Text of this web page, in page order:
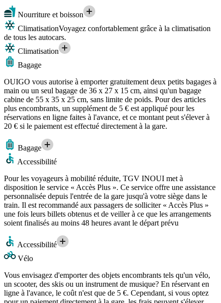
Nourriture et boisson
ClimatisationVoyagez confortablement grâce à la climatisation
de tous les autocars.
Climatisation
Bagage
OUIGO vous autorise à emporter gratuitement deux petits bagages à
main ou un seul bagage de 36 x 27 x 15 cm, ainsi qu'un bagage
cabine de 55 x 35 x 25 cm, sans limite de poids. Pour des articles
plus encombrants, un supplément de 5 € est appliqué pour les
réservations en ligne faites à l'avance, et ce montant peut s'élever à
20 € si le paiement est effectué directement à la gare.
Bagage
Accessibilité
Pour les voyageurs à mobilité réduite, TGV INOUI met à
disposition le service « Accès Plus ». Ce service offre une assistance
personnalisée depuis l'entrée de la gare jusqu'à votre siège dans le
train. Il est recommandé aux passagers de solliciter « Accès Plus »
une fois leurs billets obtenus et de veiller à ce que les arrangements
soient finalisés au moins 48 heures avant le départ prévu
Accessibilité
Vélo
Vous envisagez d'emporter des objets encombrants tels qu'un vélo,
un scooter, des skis ou un instrument de musique? En réservant en
ligne à l'avance, le coût n'est que de 5 €. Cependant, si vous optez